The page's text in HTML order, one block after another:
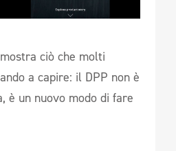
ciò che molti
a capire: il DPP non è
è un nuovo modo di fare